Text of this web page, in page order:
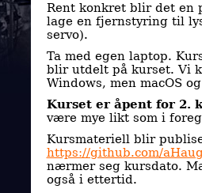
Rent konkret blir det en
lage en fjernstyring til
servo).
Ta med egen laptop.
blir utdelt på kurset. Vi
Windows, men macOS
Kurset er åpent for 2.
være mye likt som i
Kursmateriell blir
https://github.com/
nærmer seg kursdato.
også i ettertid.